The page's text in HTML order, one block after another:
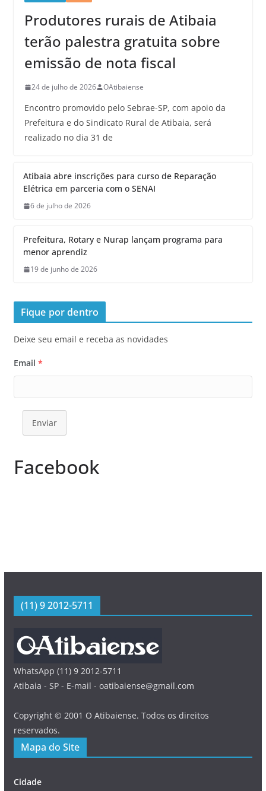
Produtores rurais de Atibaia
terão palestra gratuita sobre
emissão de nota fiscal
24 de julho de 2026 OAtibaiense
Encontro promovido pelo Sebrae-SP, com apoio da
Prefeitura e do Sindicato Rural de Atibaia, será
realizado no dia 31 de
Atibaia abre inscrições para curso de Reparação
Elétrica em parceria com o SENAI
6 de julho de 2026
Prefeitura, Rotary e Nurap lançam programa para
menor aprendiz
19 de junho de 2026
Fique por dentro
Deixe seu email e receba as novidades
Email *
Enviar
Facebook
(11) 9 2012-5711
WhatsApp (11) 9 2012-5711
Atibaia - SP - E-mail - oatibaiense@gmail.com
Copyright © 2001 O Atibaiense. Todos os direitos
reservados.
Mapa do Site
Cidade